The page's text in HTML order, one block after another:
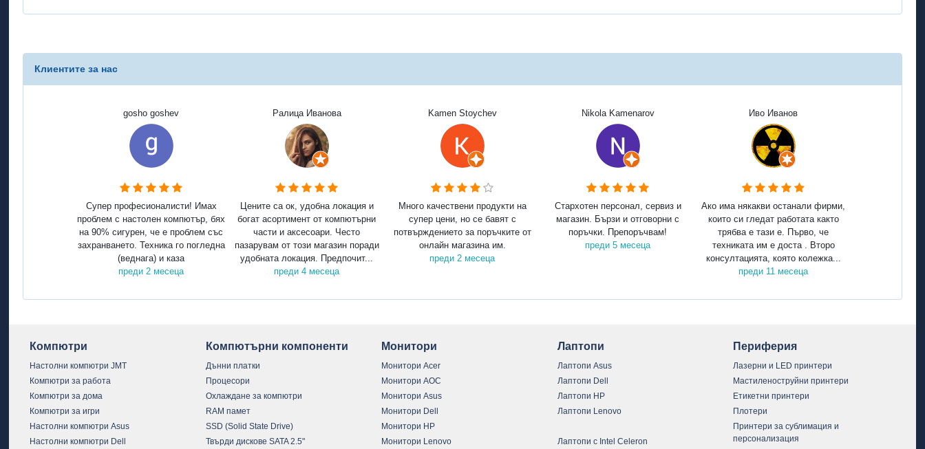
Клиентите за нас
gosho goshev
Супер професионалисти! Имах
проблем с настолен компютър, бях
на 90% сигурен, че е проблем със
захранването. Техника го погледна
(веднага) и каза
преди 2 месеца
Ралица Иванова
Цените са ок, удобна локация и
богат асортимент от компютърни
части и аксесоари. Често
пазарувам от този магазин поради
удобната локация. Предпочит...
преди 4 месеца
Kamen Stoychev
Много качествени продукти на
супер цени, но се бавят с
потвърждението за поръчките от
онлайн магазина им.
преди 2 месеца
Nikola Kamenarov
Стархотен персонал, сервиз и
магазин. Бързи и отговорни с
поръчки. Препоръчвам!
преди 5 месеца
Иво Иванов
Ако има някакви останали фирми,
които си гледат работата както
трябва е тази е. Първо, че
техниката им е доста . Второ
консултацията, която колежка...
преди 11 месеца
Компютри
Настолни компютри JMT
Компютри за работа
Компютри за дома
Компютри за игри
Настолни компютри Asus
Настолни компютри Dell
Компютърни компоненти
Дънни платки
Процесори
Охлаждане за компютри
RAM памет
SSD (Solid State Drive)
Твърди дискове SATA 2.5"
Монитори
Монитори Acer
Монитори AOC
Монитори Asus
Монитори Dell
Монитори HP
Монитори Lenovo
Лаптопи
Лаптопи Asus
Лаптопи Dell
Лаптопи HP
Лаптопи Lenovo
Лаптопи с Intel Celeron
Периферия
Лазерни и LED принтери
Мастиленоструйни принтери
Етикетни принтери
Плотери
Принтери за сублимация и
персонализация